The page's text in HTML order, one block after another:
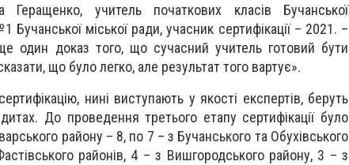
Геращенко, учитель початкових класів Бучанської
Бучанської міської ради, учасник сертифікації – 2021. –
один доказ того, що сучасний учитель готовий бути
що було легко, але результат того вартує».
нині виступають у якості експертів, беруть
До проведення третього етапу сертифікації було
району – 8, по 7 – з Бучанського та Обухівського
районів, 4 – з Вишгородського району, 3 – з